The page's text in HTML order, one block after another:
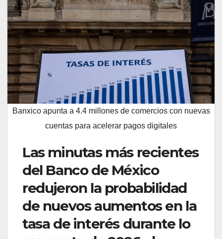
Banxico apunta a 4.4 millones de comercios con nuevas
cuentas para acelerar pagos digitales
Las minutas más recientes
del Banco de México
redujeron la probabilidad
de nuevos aumentos en la
tasa de interés durante lo